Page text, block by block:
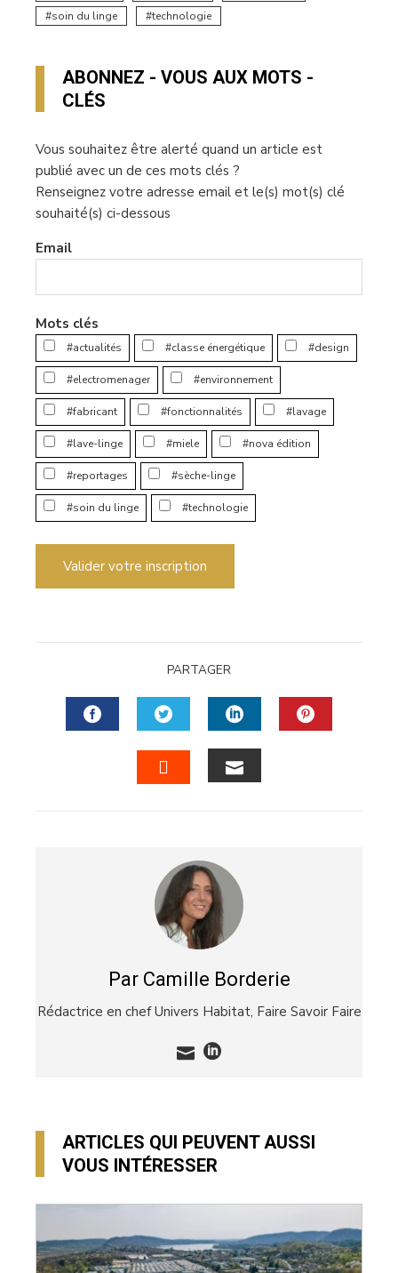
soin du linge
technologie
ABONNEZ - VOUS AUX MOTS -
CLÉS
Vous souhaitez être alerté quand un article est
publié avec un de ces mots clés ?
Renseignez votre adresse email et le(s) mot(s) clé
souhaité(s) ci-dessous
Email
Mots clés
#actualités #classe énergétique #design
#electromenager #environnement
#fabricant #fonctionnalités #lavage
#lave-linge #miele #nova édition
#reportages #sèche-linge
#soin du linge #technologie
Valider votre inscription
PARTAGER
FACEBOOKTWITTERLINKEDIN
Par Camille Borderie
Rédactrice en chef Univers Habitat, Faire Savoir Faire
ARTICLES QUI PEUVENT AUSSI
VOUS INTÉRESSER